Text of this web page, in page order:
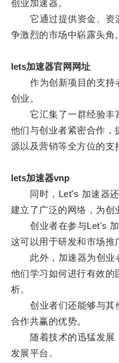
创业加速器。
它通过提供资金、资
争激烈的市场中崭露头角。
lets加速器官网网址
作为创新项目的支持
创业。
它汇集了一群经验丰富
他们与创业者紧密合作，
源以及营销等全方位的支
lets加速器vnp
同时，Let's 加速器还
建立了广泛的网络，为创
创业者在参与Let's 加
这可以用于研发和市场推
此外，加速器为创业
他们学习如何进行有效的
析。
创业者们还能够与其
合作共赢的优势。
随着技术的迅猛发展
发展平台。